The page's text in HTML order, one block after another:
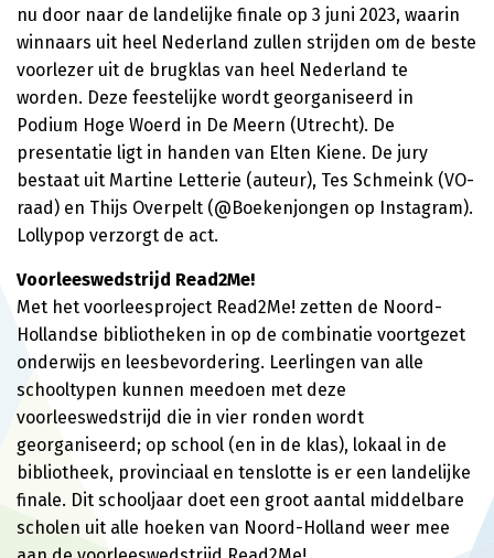
nu door naar de landelijke finale op 3 juni 2023, waarin
winnaars uit heel Nederland zullen strijden om de beste
voorlezer uit de brugklas van heel Nederland te
worden. Deze feestelijke wordt georganiseerd in
Podium Hoge Woerd in De Meern (Utrecht). De
presentatie ligt in handen van Elten Kiene. De jury
bestaat uit Martine Letterie (auteur), Tes Schmeink (VO-
raad) en Thijs Overpelt (@Boekenjongen op Instagram).
Lollypop verzorgt de act.
Voorleeswedstrijd Read2Me!
Met het voorleesproject Read2Me! zetten de Noord-
Hollandse bibliotheken in op de combinatie voortgezet
onderwijs en leesbevordering. Leerlingen van alle
schooltypen kunnen meedoen met deze
voorleeswedstrijd die in vier ronden wordt
georganiseerd; op school (en in de klas), lokaal in de
bibliotheek, provinciaal en tenslotte is er een landelijke
finale. Dit schooljaar doet een groot aantal middelbare
scholen uit alle hoeken van Noord-Holland weer mee